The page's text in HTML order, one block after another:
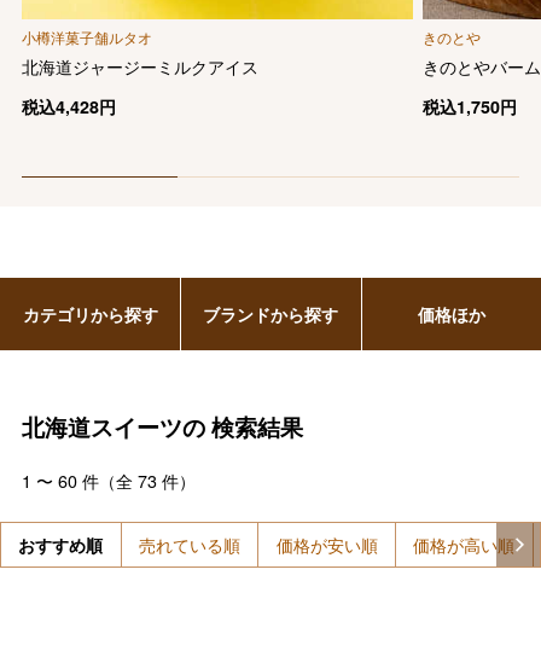
小樽洋菓子舗ルタオ
北海道ジャージーミルクアイス
税込4,428円
きのとや
きのとやバー
税込1,750円
北海道スイーツの検索結果
1 〜 60件（全 73件）
おすすめ順 売れている順 価格が安い順 価格が高い順
カテゴリから探す ブランドから探す 価格ほか